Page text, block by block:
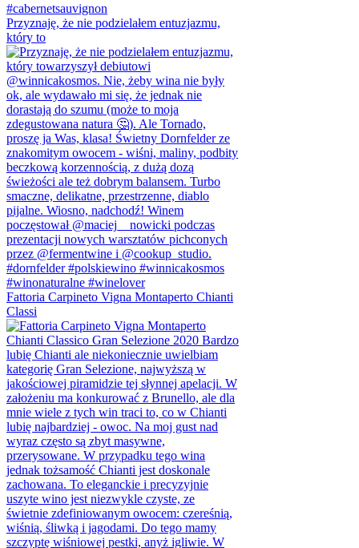
Przyznaję, że nie podzielałem entuzjazmu,
który to
Fattoria Carpineto Vigna Montaperto Chianti
Classi